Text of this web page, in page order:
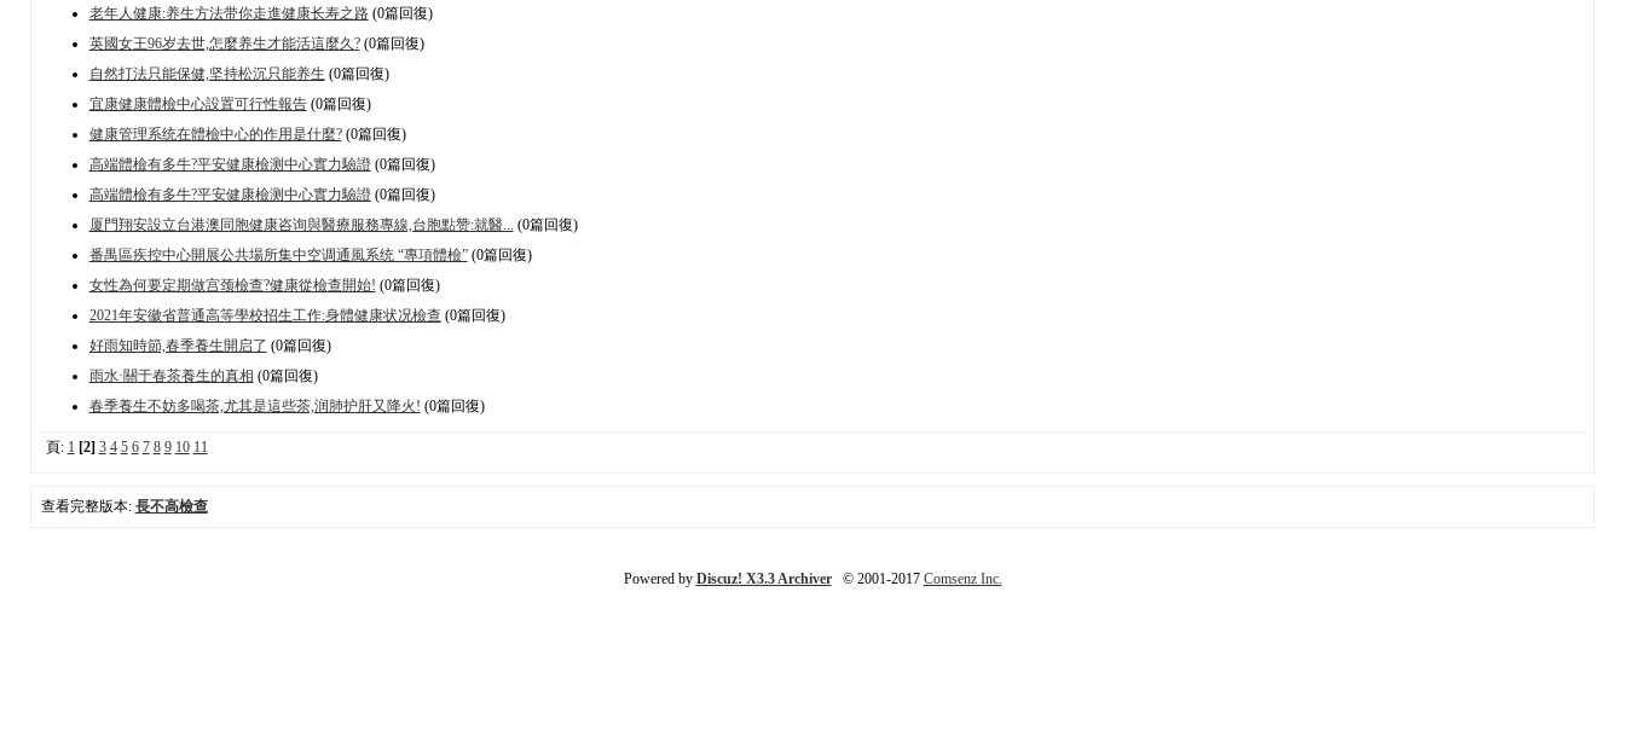
老年人健康:养生方法带你走進健康长寿之路(0篇回復)
英國女王96岁去世,怎麼养生才能活這麼久?(0篇回復)
自然打法只能保健,坚持松沉只能养生 (0篇回復)
宜康健康體檢中心設置可行性報告(0篇回復)
健康管理系统在體檢中心的作用是什麼?(0篇回復)
高端體檢有多牛?平安健康檢测中心實力驗證(0篇回復)
高端體檢有多牛?平安健康檢测中心實力驗證(0篇回復)
厦門翔安設立台港澳同胞健康咨询與醫療服務專線,台胞點赞:就醫... (0篇回復)
番禺區疾控中心開展公共場所集中空调通風系统 “專項體檢”(0篇回復)
女性為何要定期做宫颈檢查?健康從檢查開始! (0篇回復)
2021年安徽省普通高等學校招生工作:身體健康状况檢查 (0篇回復)
好雨知時節,春季養生開启了 (0篇回復)
雨水·關于春茶養生的真相 (0篇回復)
春季養生不妨多喝茶,尤其是這些茶,润肺护肝又降火! (0篇回復)
頁: 1 [2] 3 4 5 6 7 8 9 10 11
查看完整版本: 長不高檢查
Powered by Discuz! X3.3 Archiver© 2001-2017 Comsenz Inc.